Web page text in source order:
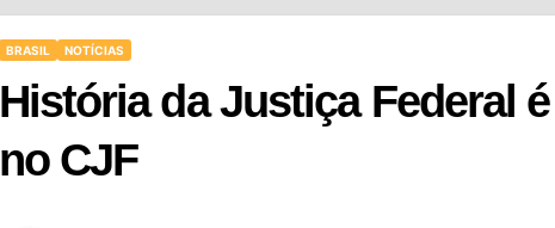
BRASIL NOTÍCIAS
História da Justiça Federal
no CJF